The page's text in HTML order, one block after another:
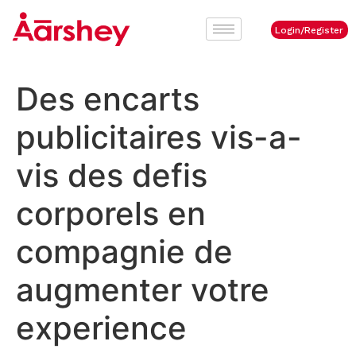
Login/Register
Des encarts
publicitaires vis-a-
vis des defis
corporels en
compagnie de
augmenter votre
experience